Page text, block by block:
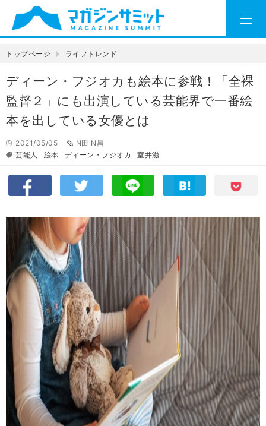
トップページ ライフトレンド
ディーン・フジオカも絵本に参戦！「全裸
監督２」にも出演している芸能界で一番絵
本を出している女優とは
2021/05/05
N田 N昌
芸能人
絵本 ディーン・フジオカ 室井滋